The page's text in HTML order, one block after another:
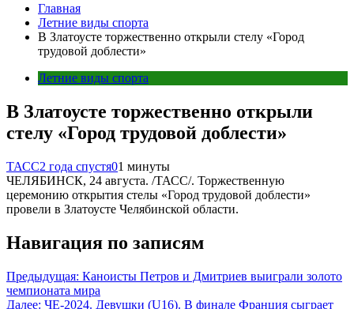
Главная
Летние виды спорта
В Златоусте торжественно открыли стелу «Город
трудовой доблести»
Летние виды спорта
В Златоусте торжественно открыли
стелу «Город трудовой доблести»
ТАСС2 года спустя01 минуты
ЧЕЛЯБИНСК, 24 августа. /ТАСС/. Торжественную
церемонию открытия стелы «Город трудовой доблести»
провели в Златоусте Челябинской области.
Навигация по записям
Предыдущая: Каноисты Петров и Дмитриев выиграли золото
чемпионата мира
Далее: ЧЕ-2024. Девушки (U16). В финале Франция сыграет